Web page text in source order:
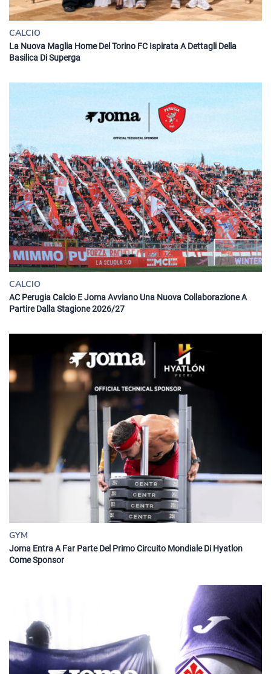
CALCIO
La Nuova Maglia Home Del Torino FC Ispirata A Dettagli Della
Basilica Di Superga
CALCIO
AC Perugia Calcio E Joma Avviano Una Nuova Collaborazione A
Partire Dalla Stagione 2026/27
GYM
Joma Entra A Far Parte Del Primo Circuito Mondiale Di Hyatlon
Come Sponsor